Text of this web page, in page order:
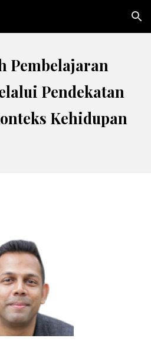
Skip to navigation
Pembelajaran
Pendekatan
onteks Kehidupan